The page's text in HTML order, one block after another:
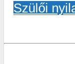
Szülői